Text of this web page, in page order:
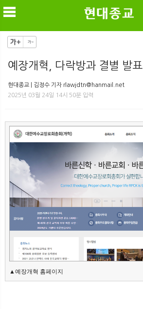
예장개혁, 다락방과 결별 발표
현대종교 | 김정수 기자 rlawjdtn@hanmail.net
2025년 03월 24일 14시 50분 입력
▲예장개혁 홈페이지